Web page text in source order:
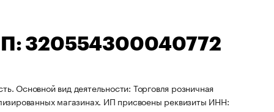
320554300040772
Основной вид деятельности: Торговля розничная
магазинах. ИП присвоены реквизиты ИНН: